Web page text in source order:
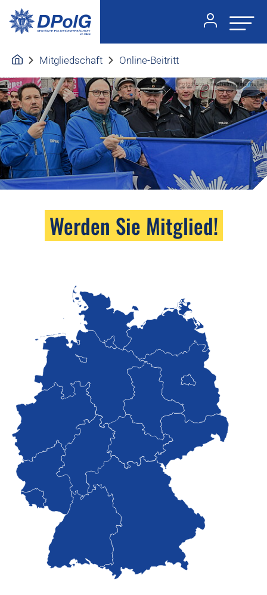
Mitgliedschaft Online-Beitritt
Foto:Foto: Friedhelm Windmüller
Werden Sie Mitglied!